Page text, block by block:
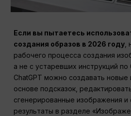
Если вы пытаетесь
создания образов в 2026 году
рабочего процесса создания
а не с устаревших инструкций по
ChatGPT можно создавать новые
основе подсказок,
сгенерированные изображения и
результаты в разделе